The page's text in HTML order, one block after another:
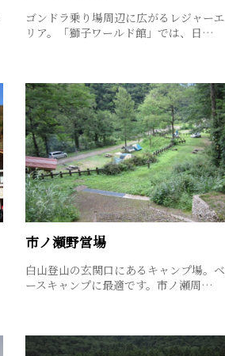
ゴンドラ乗り場周辺に広がるレジャーエ
リア。「獅子ワールド館」では、日…
市ノ瀬野営場
白山登山の玄関口にあるキャンプ場。ベ
ースキャンプに最適です。市ノ瀬周…